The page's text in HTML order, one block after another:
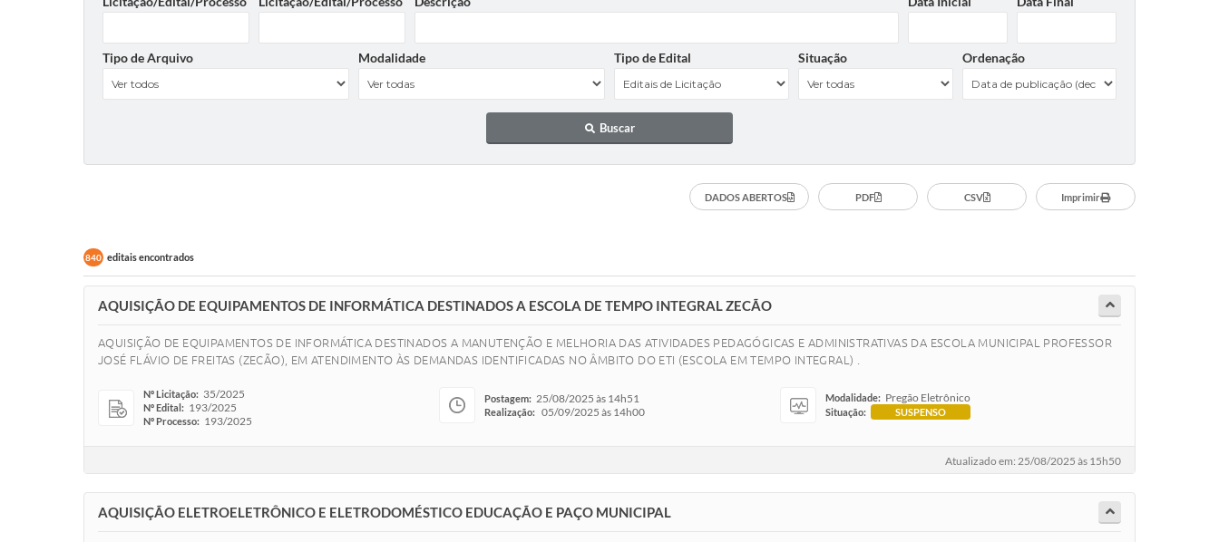
Tipo de Arquivo Modalidade Tipo de Edital Situação Ordenação
Buscar
DADOS ABERTOS PDF CSV Imprimir
840 editais encontrados
AQUISIÇÃO DE EQUIPAMENTOS DE INFORMÁTICA DESTINADOS A ESCOLA DE TEMPO INTEGRAL ZECÃO
AQUISIÇÃO DE EQUIPAMENTOS DE INFORMÁTICA DESTINADOS A MANUTENÇÃO E MELHORIA DAS ATIVIDADES PEDAGÓGICAS E ADMINISTRATIVAS DA ESCOLA MUNICIPAL PROFESSOR
JOSÉ FLÁVIO DE FREITAS (ZECÃO), EM ATENDIMENTO ÀS DEMANDAS IDENTIFICADAS NO ÂMBITO DO ETI (ESCOLA EM TEMPO INTEGRAL) .
Nº Licitação: 35/2025
Nº Edital: 193/2025
Nº Processo: 193/2025
Postagem: 25/08/2025 às 14h51
Realização: 05/09/2025 às 14h00
Modalidade: Pregão Eletrônico
Situação: SUSPENSO
Atualizado em: 25/08/2025 às 15h50
AQUISIÇÃO ELETROELETRÔNICO E ELETRODOMÉSTICO EDUCAÇÃO E PAÇO MUNICIPAL